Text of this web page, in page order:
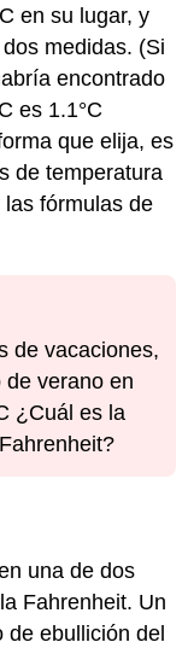
en su lugar, y
medidas. (Si
encontrado
es 1.1°C
que elija, es
de temperatura
fórmulas de
de vacaciones,
verano en
¿Cuál es la
una de dos
Fahrenheit. Un
ebullición del